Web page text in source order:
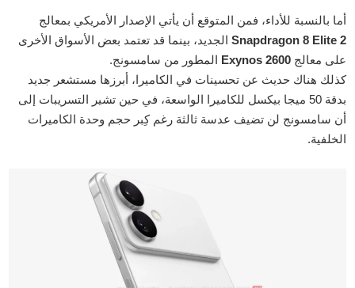
أما بالنسبة للأداء، فمن المتوقع أن يأتي الإصدار الأمريكي بمعالج
Snapdragon 8 Elite 2 الجديد، بينما قد تعتمد بعض الأسواق الأخرى
على معالج Exynos 2600 المطور من سامسونج.
كذلك هناك حديث عن تحسينات في الكاميرا، أبرزها مستشعر جديد
بدقة 50 ميجا بيكسل للكاميرا الواسعة، في حين تشير التسريبات إلى
أن سامسونج لن تضيف عدسة ثالثة رغم كِبر حجم وحدة الكاميرات
الخلفية.